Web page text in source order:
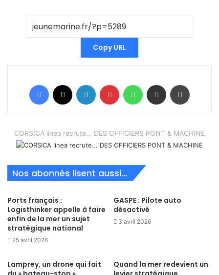
Copy URL
Facebook Linkedin Pinterest WhatsAppPartager par email
CORSICA linea recrute... DES OFFICIERS PONT & MACHINE
Nos abonnés lisent aussi...
Ports français :
Logisthinker appelle à faire
enfin de la mer un sujet
stratégique national
25 avril 2026
GASPE : Pilote auto
désactivé
3 avril 2026
Lamprey, un drone qui fait
Quand la mer redevient un